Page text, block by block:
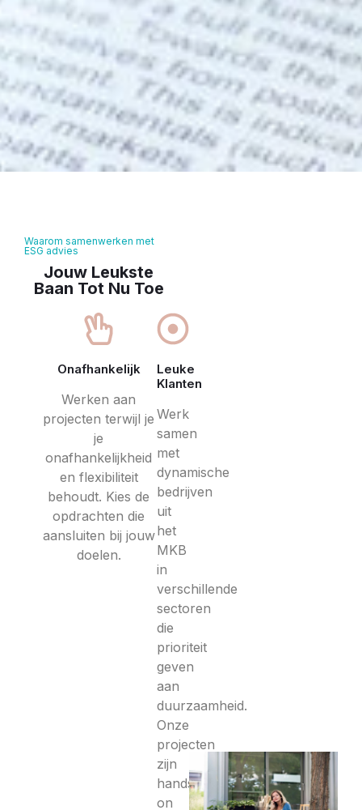
Waarom samenwerken met
ESG advies
Jouw Leukste
Baan Tot Nu Toe
Onafhankelijk
Werken aan
projecten terwijl je
je
onafhankelijkheid
en flexibiliteit
behoudt. Kies de
opdrachten die
aansluiten bij jouw
doelen.
Leuke
Klanten
Werk
samen
met
dynamische
bedrijven
uit
het
MKB
in
verschillende
sectoren
die
prioriteit
geven
aan
duurzaamheid.
Onze
projecten
zijn
hands-
on